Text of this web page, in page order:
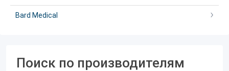
Bard Medical
Поиск по производителям